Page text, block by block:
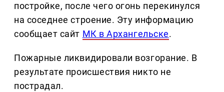
постройке, после чего огонь перекинулся
на соседнее строение. Эту информацию
сообщает сайт МК в Архангельске.
Пожарные ликвидировали возгорание. В
результате происшествия никто не
пострадал.